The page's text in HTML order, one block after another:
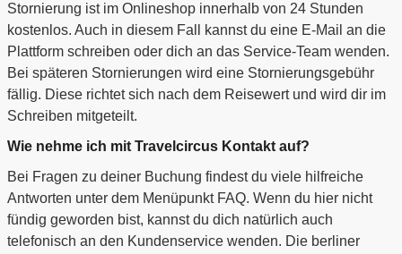
Stornierung ist im Onlineshop innerhalb von 24 Stunden
kostenlos. Auch in diesem Fall kannst du eine E-Mail an die
Plattform schreiben oder dich an das Service-Team wenden.
Bei späteren Stornierungen wird eine Stornierungsgebühr
fällig. Diese richtet sich nach dem Reisewert und wird dir im
Schreiben mitgeteilt.
Wie nehme ich mit Travelcircus Kontakt auf?
Bei Fragen zu deiner Buchung findest du viele hilfreiche
Antworten unter dem Menüpunkt FAQ. Wenn du hier nicht
fündig geworden bist, kannst du dich natürlich auch
telefonisch an den Kundenservice wenden. Die berliner